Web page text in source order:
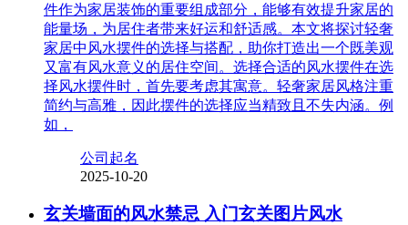
件作为家居装饰的重要组成部分，能够有效提升家居的
能量场，为居住者带来好运和舒适感。本文将探讨轻奢
家居中风水摆件的选择与搭配，助你打造出一个既美观
又富有风水意义的居住空间。选择合适的风水摆件在选
择风水摆件时，首先要考虑其寓意。轻奢家居风格注重
简约与高雅，因此摆件的选择应当精致且不失内涵。例
如，
公司起名
2025-10-20
玄关墙面的风水禁忌 入门玄关图片风水